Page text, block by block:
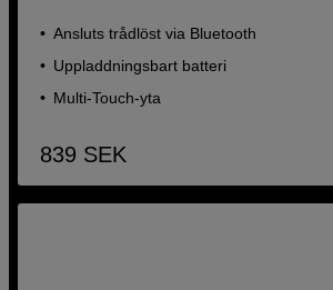
Ansluts trådlöst via Bluetooth
Uppladdningsbart batteri
Multi-Touch-yta
839 SEK